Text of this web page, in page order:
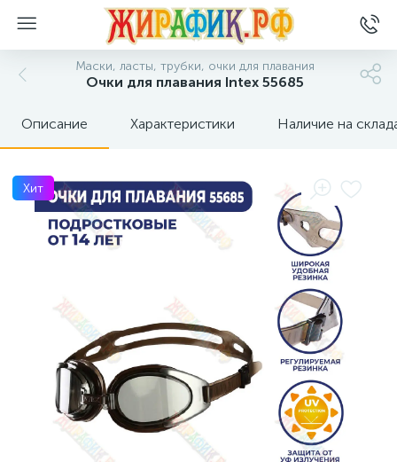
Маски, ласты, трубки, очки для плавания
Очки для плавания Intex 55685
Описание Характеристики Наличие на
Хит